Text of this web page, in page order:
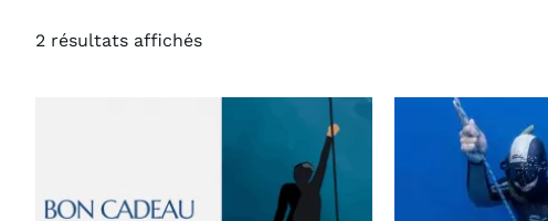
2 résultats affichés